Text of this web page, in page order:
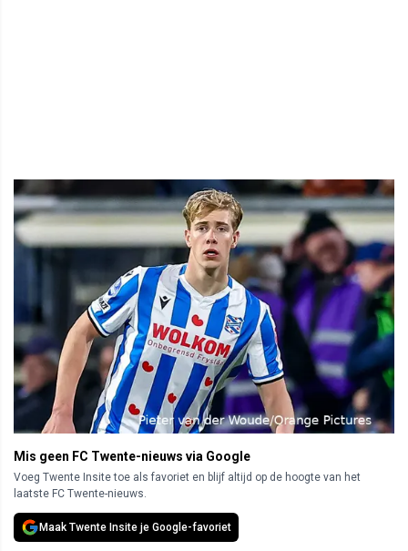
Mis geen FC Twente-nieuws via Google
Voeg Twente Insite toe als favoriet en blijf altijd op de hoogte van het
laatste FC Twente-nieuws.
Maak Twente Insite je Google-favoriet